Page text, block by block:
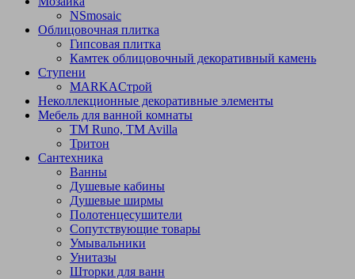
NSmosaic
Облицовочная плитка
Гипсовая плитка
Камтек облицовочный декоративный камень
Ступени
МARKAСтрой
Неколлекционные декоративные элементы
Мебель для ванной комнаты
TM Runo, TM Avilla
Тритон
Сантехника
Ванны
Душевые кабины
Душевые ширмы
Полотенцесушители
Сопутствующие товары
Умывальники
Унитазы
Шторки для ванн